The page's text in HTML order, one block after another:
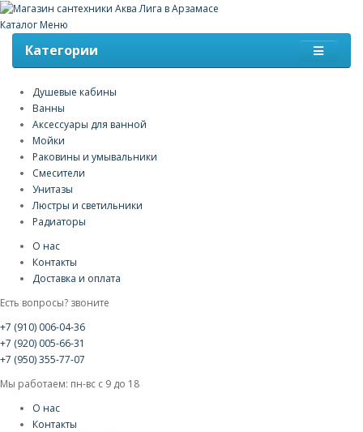
Каталог Меню
Категории
Душевые кабины
Ванны
Аксессуары для ванной
Мойки
Раковины и умывальники
Смесители
Унитазы
Люстры и светильники
Радиаторы
О нас
Контакты
Доставка и оплата
Есть вопросы? звоните
+7 (910) 006-04-36
+7 (920) 005-66-31
+7 (950) 355-77-07
Мы работаем: пн-вс с 9 до 18
О нас
Контакты